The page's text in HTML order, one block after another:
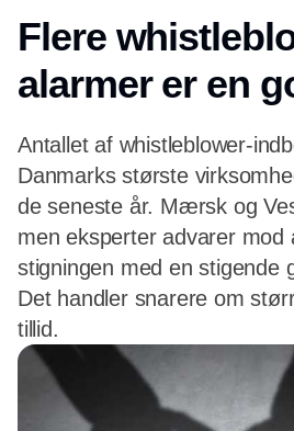
Flere
alarmer er en
Antallet af whistleblower-
Danmarks største
de seneste år. Mærsk og
men eksperter advarer mod
stigningen med en stigende
Det handler snarere om
tillid.